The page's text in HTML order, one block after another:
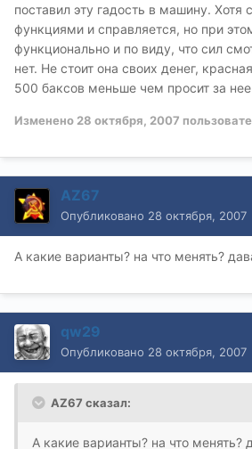
поставил эту гадость в машину.
функциями и справляется, но при
функционально и по виду, что сил
нет. Не стоит она своих денег,
500 баксов меньше чем просит за
Изменено 28 октября, 2007
AZ67
Опубликовано 28 октября, 2007
А какие варианты? на что менять?
qw29
Опубликовано 28 октября, 2007
AZ67 сказал:
А какие варианты? на что менять?